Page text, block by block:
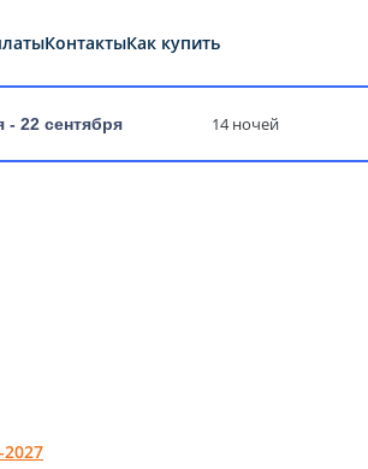
КонтактыКак купить
- 22 сентября 14 ночей